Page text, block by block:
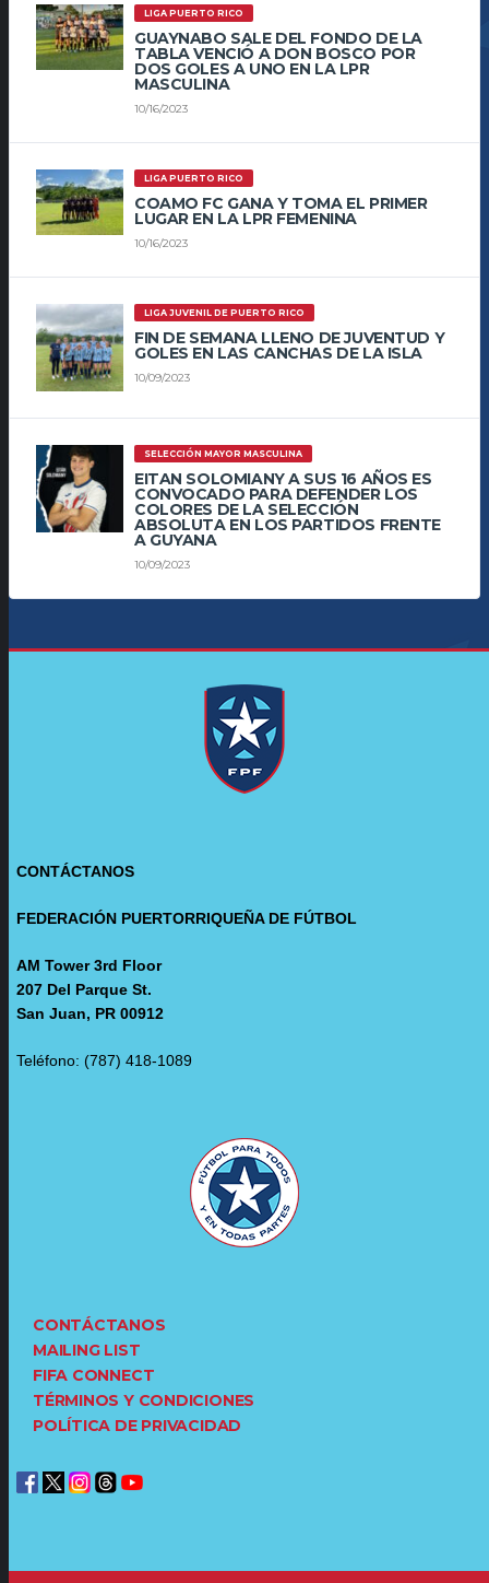
LIGA PUERTO RICO
GUAYNABO SALE DEL FONDO DE LA
TABLA VENCIÓ A DON BOSCO POR
DOS GOLES A UNO EN LA LPR
MASCULINA
10/16/2023
LIGA PUERTO RICO
COAMO FC GANA Y TOMA EL PRIMER
LUGAR EN LA LPR FEMENINA
10/16/2023
LIGA JUVENIL DE PUERTO RICO
FIN DE SEMANA LLENO DE JUVENTUD Y
GOLES EN LAS CANCHAS DE LA ISLA
10/09/2023
SELECCIÓN MAYOR MASCULINA
EITAN SOLOMIANY A SUS 16 AÑOS ES
CONVOCADO PARA DEFENDER LOS
COLORES DE LA SELECCIÓN
ABSOLUTA EN LOS PARTIDOS FRENTE
A GUYANA
10/09/2023
CONTÁCTANOS
FEDERACIÓN PUERTORRIQUEÑA DE FÚTBOL
AM Tower 3rd Floor
207 Del Parque St.
San Juan, PR 00912
Teléfono: (787) 418-1089
CONTÁCTANOS
MAILING LIST
FIFA CONNECT
TÉRMINOS Y CONDICIONES
POLÍTICA DE PRIVACIDAD